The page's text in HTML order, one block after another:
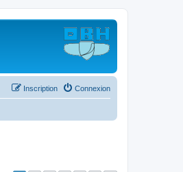
Connexion
Inscription